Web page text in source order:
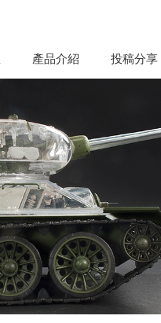
產品介紹 投稿分享